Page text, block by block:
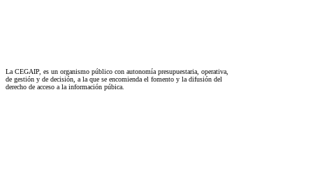
La CEGAIP, es un organismo público con autonomía presupuestaria, operativa,
de gestión y de decisión, a la que se encomienda el fomento y la difusión del
derecho de acceso a la información púbica.